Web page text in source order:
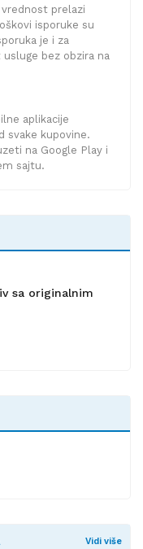
prelazi
isporuke su
je i za
bez obzira na
aplikacije
svake kupovine.
na Google Play i
sajtu.
sa originalnim
Vidi više